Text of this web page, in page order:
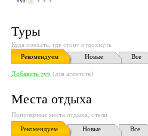
Туры
Куда поехать, где стоит отдохнуть
Рекомендуем
Новые Все
Добавить тур (для агентств)
Места отдыха
Популярные места отдыха, отели
Рекомендуем
Новые
Все